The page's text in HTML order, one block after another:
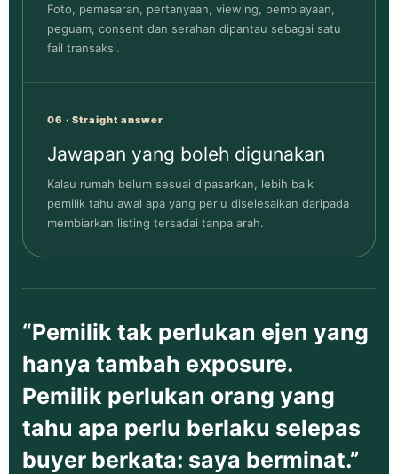
Foto, pemasaran, pertanyaan, viewing, pembiayaan,
peguam, consent dan serahan dipantau sebagai satu
fail transaksi.
06 · Straight answer
Jawapan yang boleh digunakan
Kalau rumah belum sesuai dipasarkan, lebih baik
pemilik tahu awal apa yang perlu diselesaikan daripada
membiarkan listing tersadai tanpa arah.
“Pemilik tak perlukan ejen yang
hanya tambah exposure.
Pemilik perlukan orang yang
tahu apa perlu berlaku selepas
buyer berkata: saya berminat.”